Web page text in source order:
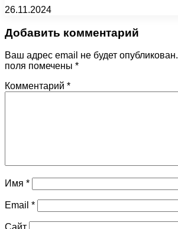
26.11.2024
Добавить комментарий
Ваш адрес email не будет опубликован.
поля помечены *
Комментарий *
Имя *
Email *